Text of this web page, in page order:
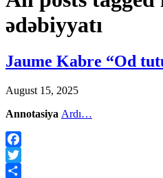
ədəbiyyatı
Jaume Kabre “Od
August 15, 2025
Annotasiya Ardı…
Facebook
Twitter